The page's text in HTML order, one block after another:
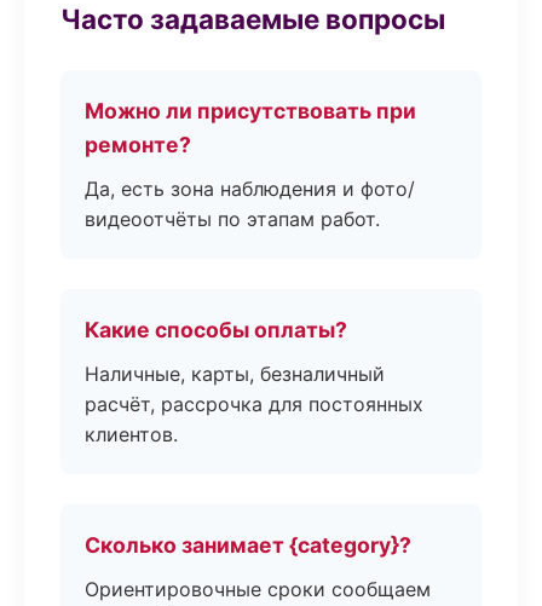
Часто задаваемые вопросы
Можно ли присутствовать при
ремонте?
Да, есть зона наблюдения и фото/
видеоотчёты по этапам работ.
Какие способы оплаты?
Наличные, карты, безналичный
расчёт, рассрочка для постоянных
клиентов.
Сколько занимает {category}?
Ориентировочные сроки сообщаем